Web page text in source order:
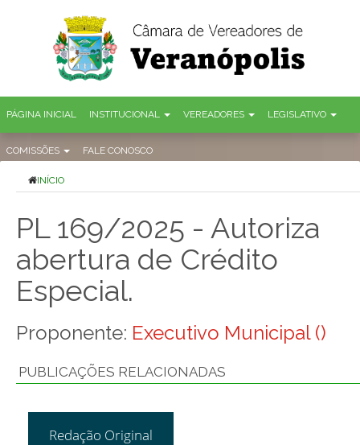
PÁGINA INICIAL INSTITUCIONAL VEREADORES LEGISLATIVO
COMISSÕES FALE CONOSCO
INÍCIO
PL 169/2025 - Autoriza
abertura de Crédito
Especial.
Proponente: Executivo Municipal ()
PUBLICAÇÕES RELACIONADAS
Redação Original